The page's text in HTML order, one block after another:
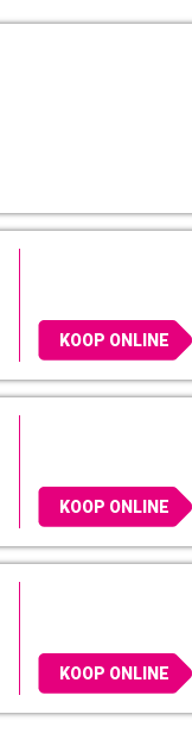
KOOP ONLINE
KOOP ONLINE
KOOP ONLINE